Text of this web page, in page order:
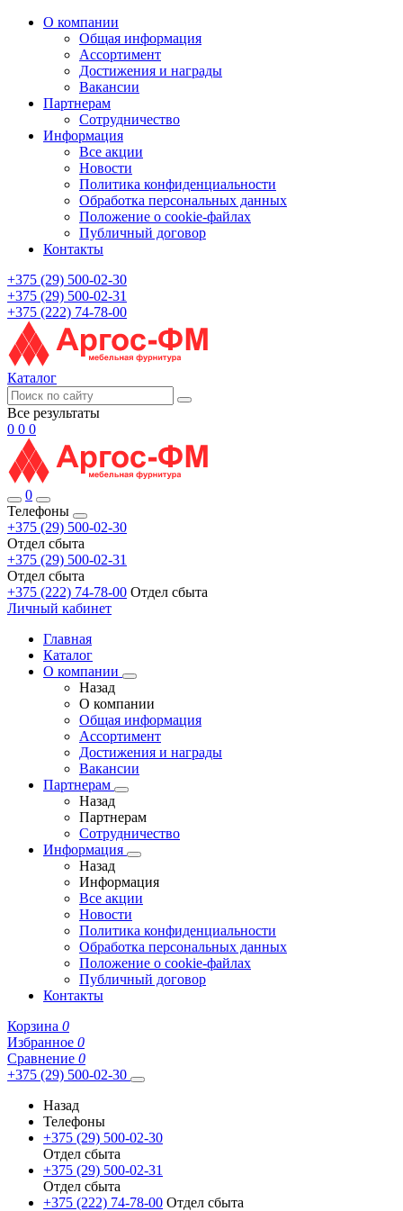
О компании
Общая информация
Ассортимент
Достижения и награды
Вакансии
Партнерам
Сотрудничество
Информация
Все акции
Новости
Политика конфиденциальности
Обработка персональных данных
Положение о cookie-файлах
Публичный договор
Контакты
+375 (29) 500-02-30
+375 (29) 500-02-31
+375 (222) 74-78-00
Каталог
Все результаты
0 0 0
0
Телефоны
+375 (29) 500-02-30
Отдел сбыта
+375 (29) 500-02-31
Отдел сбыта
+375 (222) 74-78-00 Отдел сбыта
Личный кабинет
Главная
Каталог
О компании
Назад
О компании
Общая информация
Ассортимент
Достижения и награды
Вакансии
Партнерам
Назад
Партнерам
Сотрудничество
Информация
Назад
Информация
Все акции
Новости
Политика конфиденциальности
Обработка персональных данных
Положение о cookie-файлах
Публичный договор
Контакты
Корзина 0
Избранное 0
Сравнение 0
+375 (29) 500-02-30
Назад
Телефоны
+375 (29) 500-02-30
Отдел сбыта
+375 (29) 500-02-31
Отдел сбыта
+375 (222) 74-78-00 Отдел сбыта